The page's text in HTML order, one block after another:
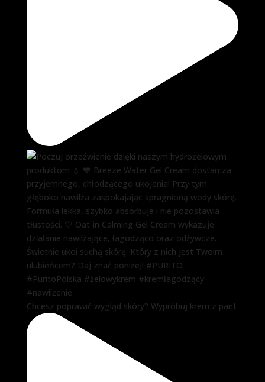
Chcesz poprawić wygląd skóry? Wypróbuj krem z pant